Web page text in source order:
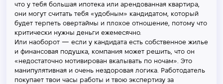
что у тебя большая ипотека или арендованная квартира,
они могут считать тебя «удобным» кандидатом, который
будет терпеть овертаймы и плохое отношение, потому что
критически нужны деньги ежемесячно.
Или наоборот — если у кандидата есть собственное жилье
и финансовая подушка, компания может решить, что он
«недостаточно мотивирован вкалывать по ночам». Это
манипулятивная и очень нездоровая логика. Работодатель
покупает твои часы работы и твою экспертизу за